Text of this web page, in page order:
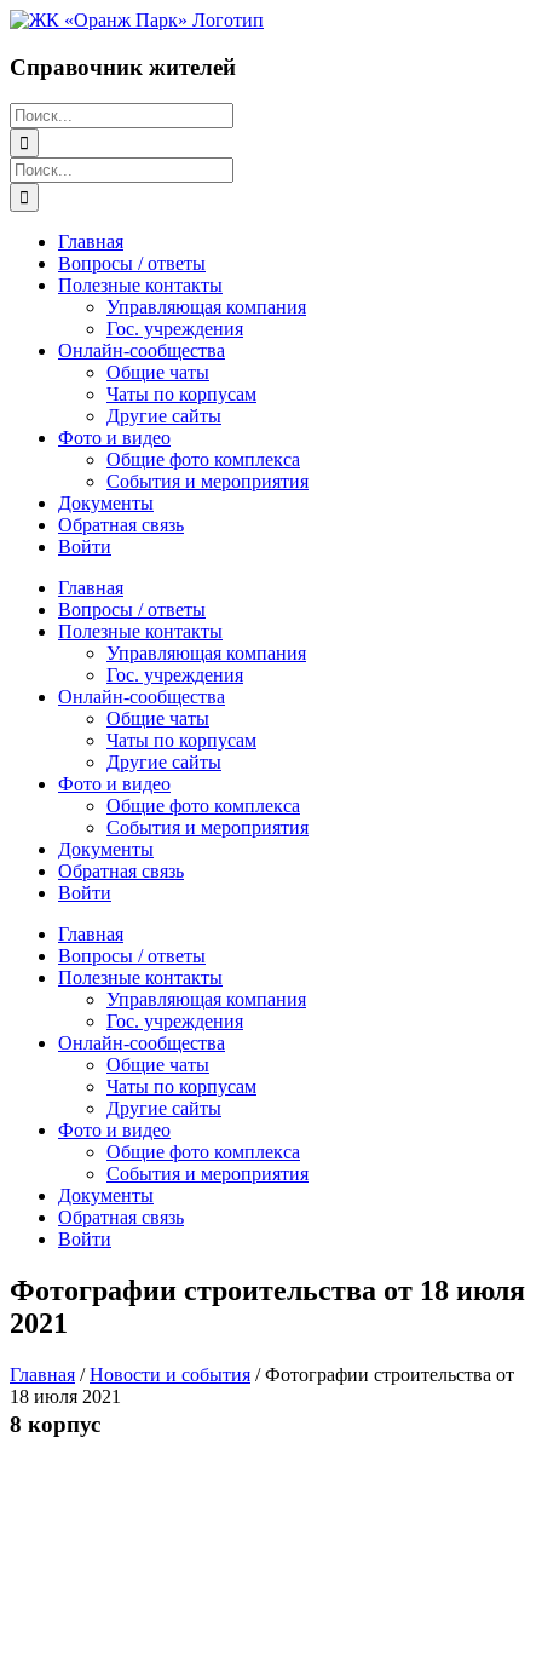
Перейти
содержимому
Справочник жителей
Поиск:
Поиск:
Главная
Вопросы / ответы
Полезные контакты
Управляющая компания
Гос. учреждения
Онлайн-сообщества
Общие чаты
Чаты по корпусам
Другие сайты
Фото и видео
Общие фото комплекса
События и мероприятия
Документы
Обратная связь
Войти
Главная
Вопросы / ответы
Полезные контакты
Управляющая компания
Гос. учреждения
Онлайн-сообщества
Общие чаты
Чаты по корпусам
Другие сайты
Фото и видео
Общие фото комплекса
События и мероприятия
Документы
Обратная связь
Войти
Главная
Вопросы / ответы
Полезные контакты
Управляющая компания
Гос. учреждения
Онлайн-сообщества
Общие чаты
Чаты по корпусам
Другие сайты
Фото и видео
Общие фото комплекса
События и мероприятия
Документы
Обратная связь
Войти
Фотографии строительства от 18 июля
2021
Главная /Новости и события /Фотографии строительства от
18 июля 2021
8 корпус